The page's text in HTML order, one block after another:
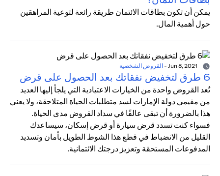
يمكن أن تكون بطاقات الائتمان طريقة رائعة لتوعية المراهقين
حول أهمية المال.
- القروض الشخصية
6 طرق لتخفيض نفقاتك بعد الحصول على قرض
تُعد القروض واحدة من الخيارات الاعتيادية التي يلجأ إليها العديد
من مقيمي دولة الإمارات لسد متطلبات الحياة المتلاحقة، ولا يعني
هذا بالضرورة أن تبقى عالقًا في سداد القروض مدى الحياة.
فسواء كنت تسدد قرض سيارة أو قرض إسكان، سيساعدك
القليل من الانضباط في قطع هذا الشوط الطويل بأمان وتسديد
المدفوعات المستحقة وتعزيز درجتك الائتمانية.